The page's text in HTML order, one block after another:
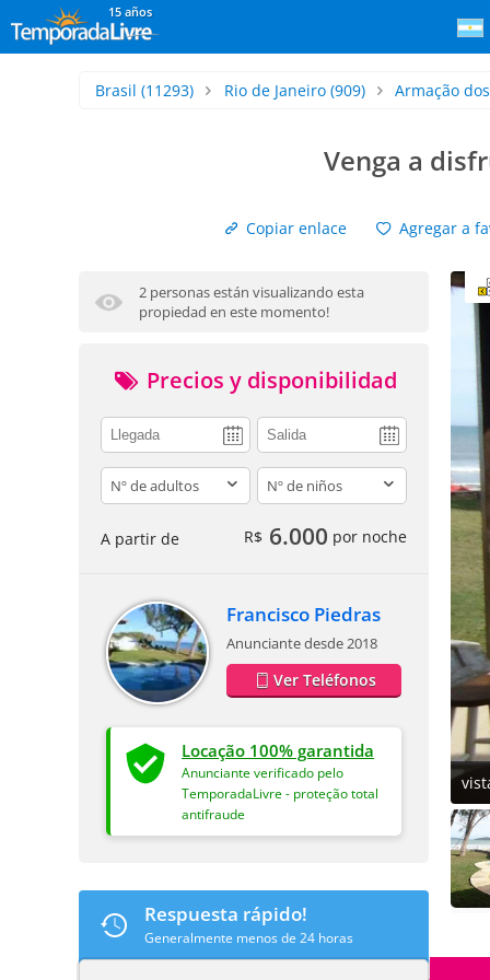
15 años
Brasil (11293) Rio de Janeiro(909) Armação
Venga a
Copiar enlace
Agregar a
2 personas están visualizando esta
propiedad en este momento!
Precios y disponibilidad
adults children
A partir de R$ 6.000 por noche
Francisco Piedras
Anunciante desde 2018
Ver Teléfonos
Locação 100% garantida
Anunciante verificado pelo
TemporadaLivre - proteção total
antifraude
Respuesta rápido!
Generalmente menos de 24 horas